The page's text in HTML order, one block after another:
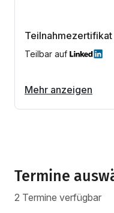
Teilnahmezertifikat
Teilbar auf
Mehr anzeigen
Termine
2 Termine verfügbar